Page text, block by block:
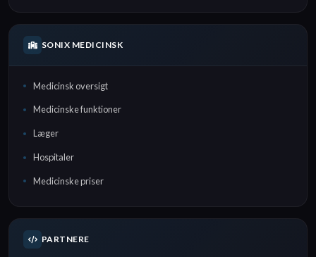
SONIX MEDICINSK
Medicinsk oversigt
Medicinske funktioner
Læger
Hospitaler
Medicinske priser
PARTNERE